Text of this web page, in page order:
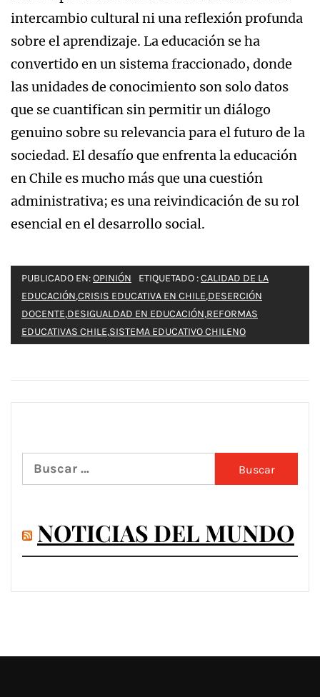
intercambio cultural ni una reflexión profunda
sobre el aprendizaje. La educación se ha
convertido en un sistema fraccionado, donde
las unidades de conocimiento son solo datos
que se cuantifican sin permitir un diálogo
genuino sobre su relevancia para el futuro de la
sociedad. El desafío que enfrenta la educación
en Chile es mucho más que una cuestión
administrativa; es una reivindicación de su rol
esencial en el desarrollo social.
PUBLICADO EN:OPINIÓN ETIQUETADO :CALIDAD DE LA
EDUCACIÓN,CRISIS EDUCATIVA EN CHILE,DESERCIÓN
DOCENTE,DESIGUALDAD EN EDUCACIÓN,REFORMAS
EDUCATIVAS CHILE,SISTEMA EDUCATIVO CHILENO
Buscar:
NOTICIAS DEL MUNDO